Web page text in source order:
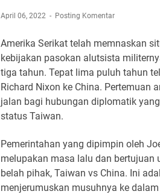
April 06, 2022 Posting Komentar
Amerika Serikat telah memnaskan
kebijakan pasokan alutsista
tiga tahun. Tepat lima puluh tahun
Richard Nixon ke China. Pertemuan
jalan bagi hubungan diplomatik
status Taiwan.
Pemerintahan yang dipimpin oleh
melupakan masa lalu dan bertujuan
belah pihak, Taiwan vs China. Ini
menjerumuskan musuhnya ke